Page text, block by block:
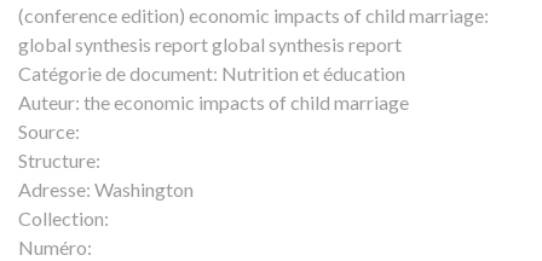
(conference edition) economic impacts of child marriage:
global synthesis report global synthesis report
Catégorie de document: Nutrition et éducation
Auteur: the economic impacts of child marriage
Source:
Structure:
Adresse: Washington
Collection:
Numéro: